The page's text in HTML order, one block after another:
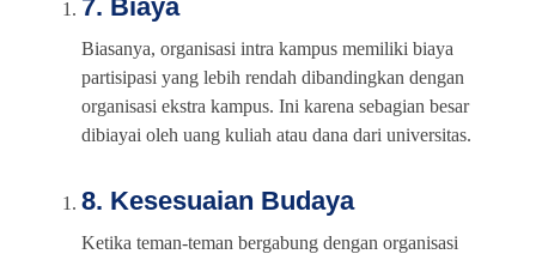
7. Biaya
Biasanya, organisasi intra kampus memiliki biaya
partisipasi yang lebih rendah dibandingkan dengan
organisasi ekstra kampus. Ini karena sebagian besar
dibiayai oleh uang kuliah atau dana dari universitas.
8. Kesesuaian Budaya
Ketika teman-teman bergabung dengan organisasi